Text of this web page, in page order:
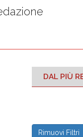
DAL PIÙ
Rimuovi Filtri